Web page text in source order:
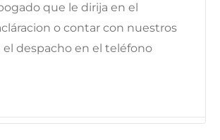
que le dirija en el
o contar con nuestros
despacho en el teléfono